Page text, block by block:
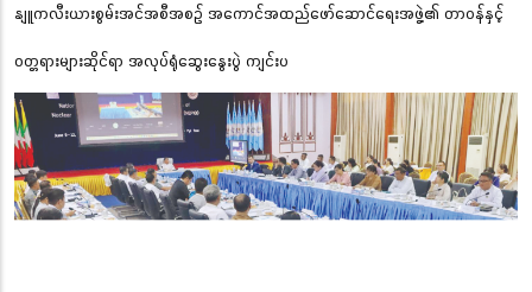
နျူကလီးယားစွမ်းအင်အစီအစဉ် အကောင်အထည်ဖော်ဆောင်ရေးအဖွဲ့၏ တာဝန်နှင့်
ဝတ္တရားများဆိုင်ရာ အလုပ်ရုံဆွေးနွေးပွဲ ကျင်းပ